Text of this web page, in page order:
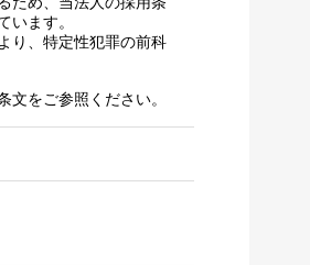
います。
り、特定性犯罪の前科
をご参照ください。